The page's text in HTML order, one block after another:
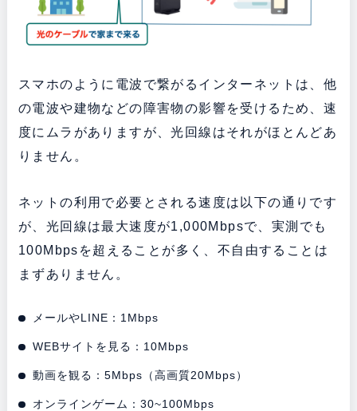
スマホのように電波で繋がるインターネットは、他
の電波や建物などの障害物の影響を受けるため、速
度にムラがありますが、光回線はそれがほとんどあ
りません。
ネットの利用で必要とされる速度は以下の通りです
が、光回線は最大速度が1,000Mbpsで、実測でも
100Mbpsを超えることが多く、不自由することは
まずありません。
メールやLINE：1Mbps
WEBサイトを見る：10Mbps
動画を観る：5Mbps（高画質20Mbps）
オンラインゲーム：30~100Mbps